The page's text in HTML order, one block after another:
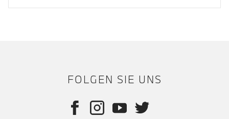
FOLGEN SIE UNS